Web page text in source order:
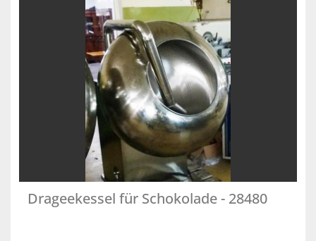
Drageekessel für Schokolade - 28480